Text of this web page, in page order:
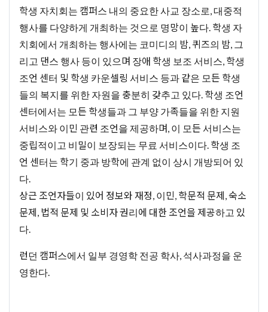
학생 자치회는 캠퍼스 내의 중요한 사교 장소로, 대중적
행사를 다양하게 개최하는 것으로 명망이 높다. 학생 자
치회에서 개최하는 행사에는 코미디의 밤, 퀴즈의 밤, 그
리고 댄스 행사 등이 있으며 장애 학생 보조 서비스, 학생
조언 센터 및 학생 카운셀링 서비스 등과 같은 모든 학생
들의 복지를 위한 자원을 충분히 갖추고 있다. 학생 조언
센터에서는 모든 학생들과 그 부양 가족들을 위한 지원
서비스와 이민 관련 조언을 제공하며, 이 모든 서비스는
중립적이고 비밀이 보장되는 무료 서비스이다. 학생 조
언 센터는 학기 중과 방학에 관계 없이 상시 개방되어 있
다.
상근 조언자들이 있어 정보와 재정, 이민, 학문적 문제, 숙소
문제, 법적 문제 및 소비자 권리에 대한 조언을 제공하고 있
다.
런던 캠퍼스에서 일부 경영학 전공 학사, 석사과정을 운
영한다.